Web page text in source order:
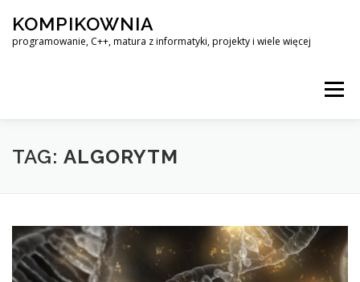
treści
KOMPIKOWNIA
programowanie, C++, matura z informatyki, projekty i wiele więcej
Menu
LINUX – KOMPENDIUM WIEDZY
KOMPIKOWNIA@OUTLOOK.COM
TAG: ALGORYTM